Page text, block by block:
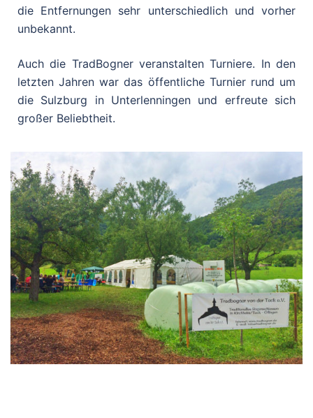
die Entfernungen sehr unterschiedlich und vorher
unbekannt.
Auch die TradBogner veranstalten Turniere. In den
letzten Jahren war das öffentliche Turnier rund um
die Sulzburg in Unterlenningen und erfreute sich
großer Beliebtheit.